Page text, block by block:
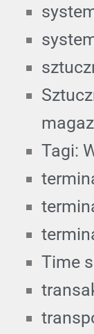
Tagi:
Time